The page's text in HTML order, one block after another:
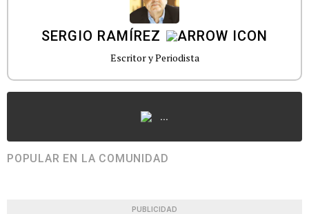
SERGIO RAMÍREZ
Escritor y Periodista
...
POPULAR EN LA COMUNIDAD
PUBLICIDAD